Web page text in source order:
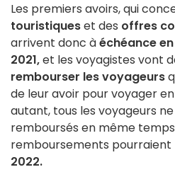
Les premiers avoirs, qui
touristiqueset des offres
arrivent donc àéchéance
2021,et les voyagistes vont
rembourser les voyageurs
de leur avoir pour voyager
autant, tous les voyageurs
remboursés en même
remboursements
2022.